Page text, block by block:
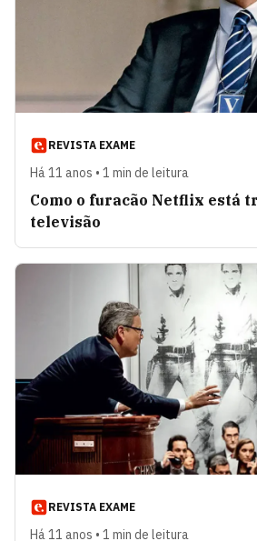
REVISTA EXAME
Há 11 anos • 1 min de leitura
Como o furacão Netflix está
televisão
REVISTA EXAME
Há 11 anos • 1 min de leitura